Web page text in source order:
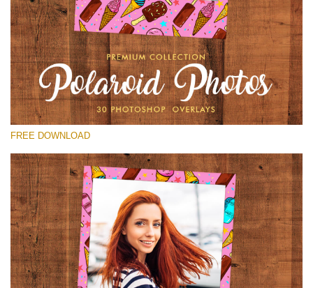
Kérlek, válassz
Free Polaroid Overlay #29
Small 800*1027px
Polaroid Photos
(30 Overlays)
Luxury Wedding
(373 Overlays)
Large 6000*4000px
Entire Collection
(1783 Overlays)
FREE DOWNLOAD